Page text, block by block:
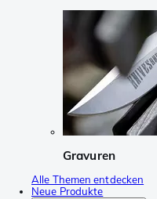
Gravuren
Alle Themen entdecken
Neue Produkte